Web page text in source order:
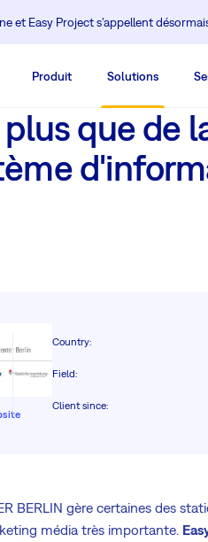
et Easy Project s'appellent
Produit Solutions
plus que de
Country:
Field:
Client since:
BERLIN gère certaines des
média très importante.